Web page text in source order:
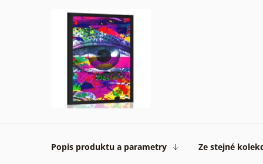
Popis produktu a parametry Ze stejné